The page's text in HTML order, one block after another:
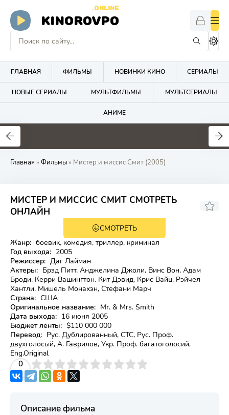
KINOROVPO
.ONLINE
ГЛАВНАЯ ФИЛЬМЫ НОВИНКИ КИНО СЕРИАЛЫ
НОВЫЕ СЕРИАЛЫ МУЛЬТФИЛЬМЫ МУЛЬТСЕРИАЛЫ
АНИМЕ
Главная » Фильмы» Мистер и миссис Смит (2005)
МИСТЕР И МИССИС СМИТ СМОТРЕТЬ
ОНЛАЙН
СМОТРЕТЬ
Жанр: боевик, комедия, триллер, криминал
Год выхода: 2005
Режиссер: Даг Лайман
Актеры: Брэд Питт, Анджелина Джоли, Винс Вон, Адам
Броди, Керри Вашингтон, Кит Дэвид, Крис Вайц, Рэйчел
Хантли, Мишель Монахэн, Стефани Марч
Страна: США
Оригинальное название: Mr. & Mrs. Smith
Дата выхода: 16 июня 2005
Бюджет ленты: $110 000 000
Перевод: Рус. Дублированный, СТС, Рус. Проф.
двухголосый, А. Гаврилов, Укр. Проф. багатоголосий,
Eng.Original
0
4 5 6 7 8 9 10
Описание фильма